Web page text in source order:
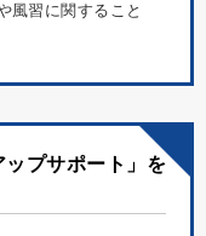
風習に関すること
プサポート」を